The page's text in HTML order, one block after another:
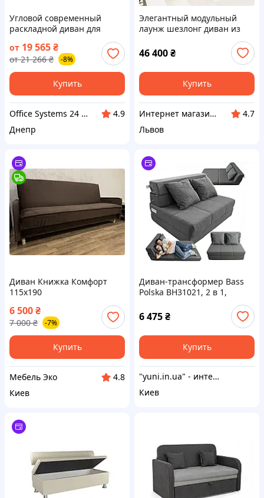
Угловой современный
раскладной диван для
квартиры и дома Домино
поворотный угол Amely
от 19 565₴
от 21 266 ₴ -8%
Купить
Office Systems 24 - меблі для всіх! Україна! Підбираємо з любов'ю!
4.9
Днепр
Элегантный модульный
лаунж шезлонг диван из
46 400₴
Купить
Интернет магазин "Vip-Sad"
4.7
Львов
Диван Книжка Комфорт
115х190
6 500₴
7 000 ₴ -7%
Купить
Мебель Эко
4.8
Киев
Диван-трансформер Bass
Polska BH31021, 2 в 1,
место 190×100×15 см.
6 475₴
Купить
"yuni.in.ua" - интернет-магазин
Киев